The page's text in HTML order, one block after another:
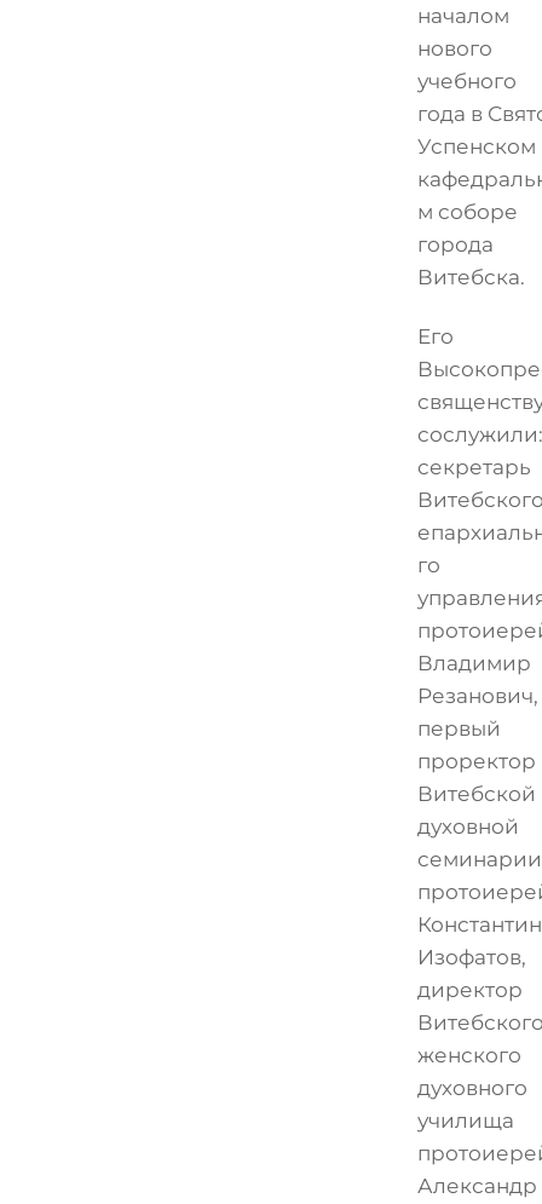
началом
нового
учебного
года в
Успенском
м соборе
города
Витебска.
Его
сослужили:
секретарь
го
Владимир
Резанович,
первый
проректор
Витебской
духовной
семинарии
Константин
Изофатов,
директор
женского
духовного
училища
Александр